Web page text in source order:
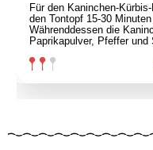
Für den Kaninchen-
den Tontopf 15-30 Minuten
Währenddessen die
Paprikapulver, Pfeffer und